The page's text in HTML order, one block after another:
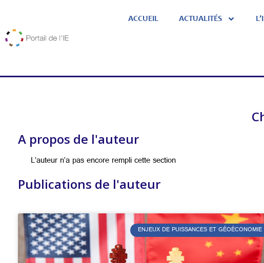
ACCUEIL ACTUALITÉS
A propos de l'auteur
L’auteur n’a pas encore rempli cette section
Publications de l'auteur
ENJEUX DE PUISSANCES ET GÉOÉCONOMIE